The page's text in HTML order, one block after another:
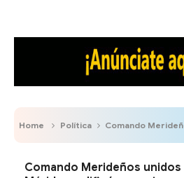
Home Política Comando Merideños unidos por Venezuela
Comando Merideños